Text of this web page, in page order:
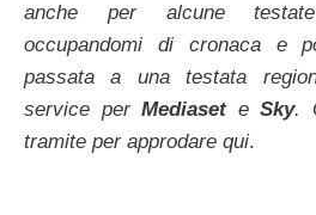
anche per alcune
occupandomi di cronaca e
passata a una testata
service perMediaseteSky.
tramite per approdare qui.